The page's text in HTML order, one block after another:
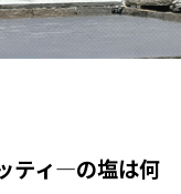
ティ―の塩は何